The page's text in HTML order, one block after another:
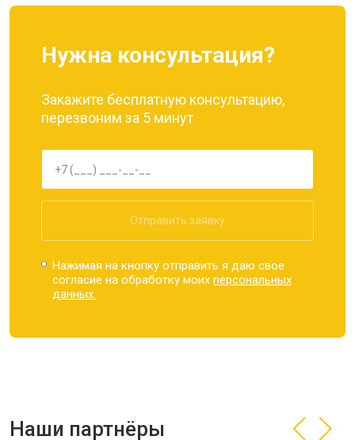
Нужна консультация?
Закажите бесплатную консультацию,
перезвоним за 5 минут
Отправить заявку
Нажимая на кнопку отправить я даю свое
согласие на обработку моихперсональных
данных.
Наши партнёры